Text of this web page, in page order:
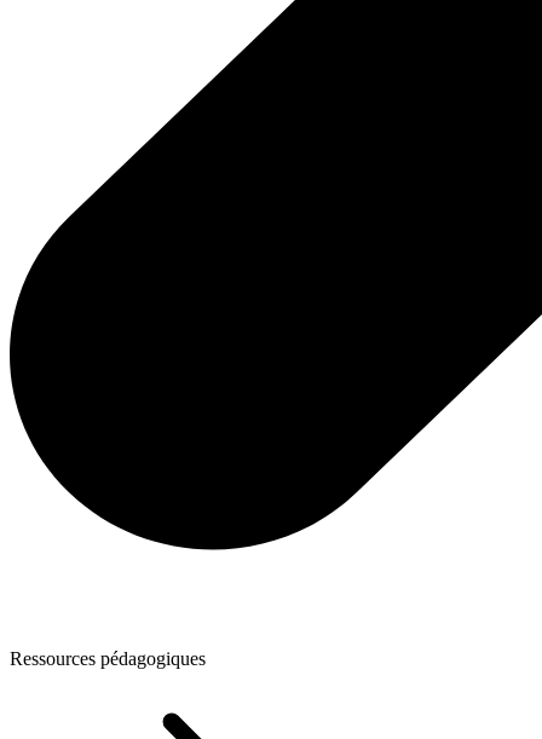
Ressources pédagogiques